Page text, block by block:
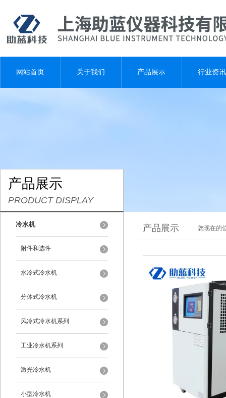
网站首页 关于我们 产品展示 行业资讯
产品展示
PRODUCT DISPLAY
冷水机
附件和选件
水冷式冷水机
分体式冷水机
风冷式冷水机系列
工业冷水机系列
激光冷水机
小型冷水机
产品展示 您现在的